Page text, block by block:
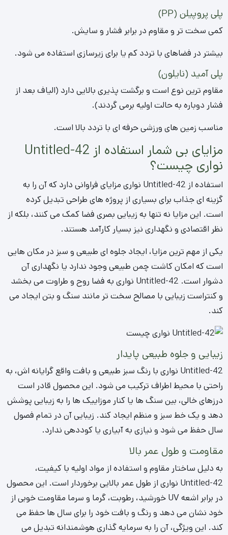
پلی پروپیلن (PP)
کمی سخت تر و مقاوم در برابر فشار و سایش.
بیشتر در فضاهای با تردد کم یا برای زیرسازی استفاده می شود.
پلی آمید (نایلون)
مقاوم ترین نوع است و برگشت پذیری بالایی دارد (الیاف بعد از
فشار دوباره به حالت اولیه برمی گردند).
مناسب زمین های ورزشی حرفه ای با تردد بالا است.
مزایای بی شمار استفاده از Untitled-42
نواری چیست؟
استفاده از Untitled-42 نواری مزایای فراوانی دارد که آن را به
گزینه ای جذاب برای بسیاری از پروژه های طراحی تبدیل کرده
است. این مزایا نه تنها به زیبایی بصری فضا کمک می کنند، بلکه از
نظر اقتصادی و نگهداری نیز بسیار کارآمد هستند.
یکی از مهم ترین مزایا، ایجاد جلوه ای طبیعی و سبز در مکان هایی
است که امکان کاشت چمن طبیعی وجود ندارد یا نگهداری آن
دشوار است. Untitled-42 نواری به فضا روح و طراوت می بخشد
و کنتراست زیبایی با مصالح سخت تر مانند سنگ و بتن ایجاد می
کند.
زیبایی و جلوه طبیعی پایدار
Untitled-42 نواری با رنگ سبز طبیعی و بافت واقع گرایانه اش، به
راحتی با محیط اطراف ترکیب می شود. این محصول قادر است
درزهای خالی، بین سنگ ها یا کنار موزاییک ها را به زیبایی پوشش
دهد و یک خط سبز و منظم ایجاد کند. زیبایی آن در تمام فصول
سال حفظ می شود و نیازی به آبیاری یا کوددهی ندارد.
مقاومت و طول عمر بالا
به دلیل ساختار مقاوم و استفاده از مواد اولیه با کیفیت،
Untitled-42 نواری از طول عمر بالایی برخوردار است. این محصول
در برابر اشعه UV خورشید، رطوبت، گرما و سرما مقاومت خوبی از
خود نشان می دهد و رنگ و بافت خود را برای سال ها حفظ می
کند. این ویژگی، آن را به سرمایه گذاری هوشمندانه تبدیل می